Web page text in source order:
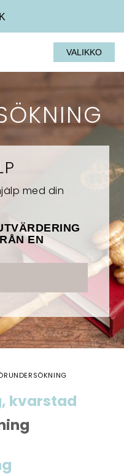
VALIKKO
med din
EN
kvarstad